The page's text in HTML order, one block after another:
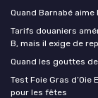
Quand Barnabé
Tarifs douaniers
B, mais il exige de
Quand les gouttes
Test Foie Gras
pour les fêtes